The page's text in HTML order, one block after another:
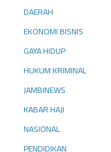
DAERAH
EKONOMI BISNIS
GAYA HIDUP
HUKUM KRIMINAL
JAMBINEWS
KABAR HAJI
NASIONAL
PENDIDIKAN